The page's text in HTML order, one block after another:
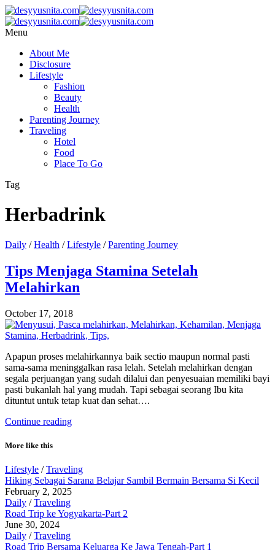
Menu
About Me
Disclosure
Lifestyle
Fashion
Beauty
Health
Parenting Journey
Traveling
Hotel
Food
Place To Go
Tag
Herbadrink
Daily /Health /Lifestyle /Parenting Journey
Tips Menjaga Stamina Setelah
Melahirkan
October 17, 2018
Apapun proses melahirkannya baik sectio maupun normal pasti
sama-sama meninggalkan rasa lelah. Setelah melahirkan dengan
segala perjuangan yang sudah dilalui dan penyesuaian memiliki bayi
pasti bukanlah hal yang mudah. Tapi sebagai seorang Ibu kita
dituntut untuk tetap kuat dan sehat….
Continue reading
More like this
Lifestyle /Traveling
Hiking Sebagai Sarana Belajar Sambil Bermain Bersama Si Kecil
February 2, 2025
Daily /Traveling
Road Trip ke Yogyakarta-Part 2
June 30, 2024
Daily /Traveling
Road Trip Bersama Keluarga Ke Jawa Tengah-Part 1